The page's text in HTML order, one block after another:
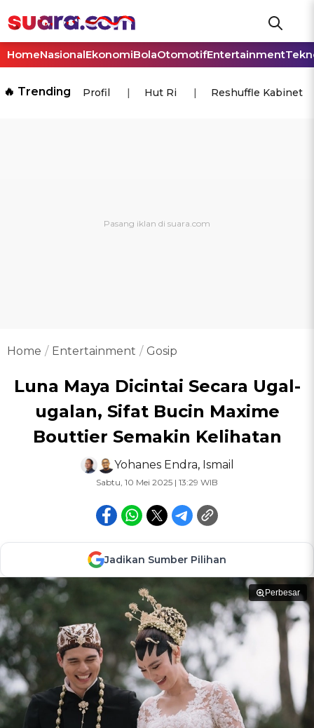
HomeNasionalEkonomiBolaOtomotifEntertainment
🔥 Trending Profil Hut Ri Reshuffle Kabinet
Home Entertainment Gosip
Luna Maya Dicintai Secara Ugal-
ugalan, Sifat Bucin Maxime
Bouttier Semakin Kelihatan
Yohanes Endra, Ismail
Sabtu, 10 Mei 2025 | 13:29 WIB
Jadikan Sumber Pilihan
Perbesar